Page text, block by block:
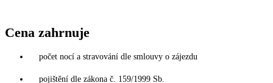
Cena zahrnuje
počet nocí a stravování dle smlouvy o zájezdu
pojištění dle zákona č. 159/1999 Sb.